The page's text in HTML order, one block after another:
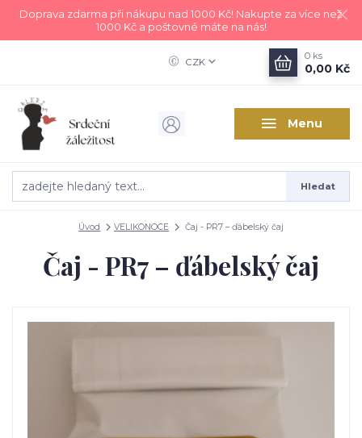
Doprava zdarma při nákupu nad 1000 Kč! Nakupte za více než
1000 Kč a poštovné máte na nás!
Menu
CZK
Hledat
0 ks
0,00 Kč
Úvod VELIKONOCE Čaj - PR7 – ďábelský čaj
Čaj - PR7 – ďábelský čaj